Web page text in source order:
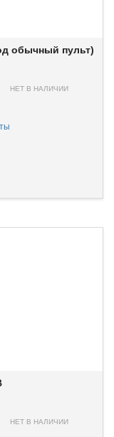
обычный пульт)
НЕТ В НАЛИЧИИ
НЕТ В НАЛИЧИИ